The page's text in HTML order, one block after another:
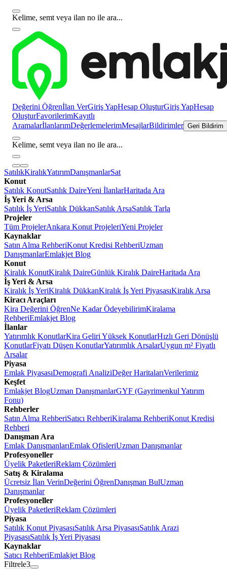
Kelime, semt veya ilan no ile ara...
Değerini Öğrenİlan VerGiriş YapHesap OluşturGiriş YapHesap
OluşturFavorilerimKayıtlı
AramalarİlanlarımDeğerlemelerimMesajlarBildirimler Geri Bildirim
Kelime, semt veya ilan no ile ara...
SatılıkKiralıkYatırımDanışmanlarSat
Konut
Satılık KonutSatılık DaireYeni İlanlarHaritada Ara
İş Yeri & Arsa
Satılık İş YeriSatılık DükkanSatılık ArsaSatılık Tarla
Projeler
Tüm ProjelerAnkara Konut ProjeleriYeni Projeler
Kaynaklar
Satın Alma RehberiKonut Kredisi RehberiUzman
DanışmanlarEmlakjet Blog
Konut
Kiralık KonutKiralık DaireGünlük Kiralık DaireHaritada Ara
İş Yeri & Arsa
Kiralık İş YeriKiralık DükkanKiralık İş Yeri PiyasasıKiralık Arsa
Kiracı Araçları
Kira Değerini ÖğrenNe Kadar ÖdeyebilirimKiralama
RehberiEmlakjet Blog
İlanlar
Yatırımlık KonutlarKira Geliri Yüksek KonutlarHızlı Geri Dönüşlü
KonutlarFiyatı Düşen KonutlarYatırımlık ArsalarUygun m² Fiyatlı
Arsalar
Piyasa
Emlak PiyasasıDemografi AnaliziDeğer HaritalarıVerilerimiz
Keşfet
Emlakjet BlogUzman DanışmanlarGYF (Gayrimenkul Yatırım
Fonu)
Rehberler
Satın Alma RehberiSatıcı RehberiKiralama RehberiKonut Kredisi
Rehberi
Danışman Ara
Emlak DanışmanlarıEmlak OfisleriUzman Danışmanlar
Profesyoneller
Üyelik PaketleriReklam Çözümleri
Satış & Kiralama
Ücretsiz İlan VerinDeğerini ÖğrenDanışman BulUzman
Danışmanlar
Profesyoneller
Üyelik PaketleriReklam Çözümleri
Piyasa
Satılık Konut PiyasasıSatılık Arsa PiyasasıSatılık Arazi
PiyasasıSatılık İş Yeri Piyasası
Kaynaklar
Satıcı RehberiEmlakjet Blog
Filtrele3